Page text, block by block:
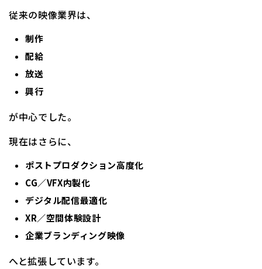
従来の映像業界は、
制作
配給
放送
興行
が中心でした。
現在はさらに、
ポストプロダクション高度化
CG／VFX内製化
デジタル配信最適化
XR／空間体験設計
企業ブランディング映像
へと拡張しています。